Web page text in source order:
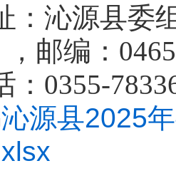
：沁源县委
邮编：
：0355-
沁源县2025